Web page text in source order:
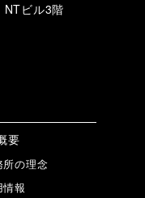
ビル3階
要
所の理念
情報